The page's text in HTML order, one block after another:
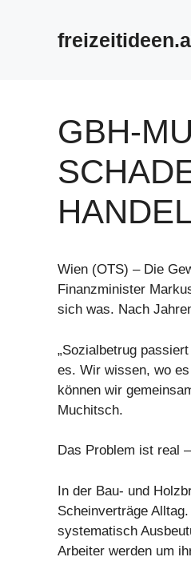
GBH-
Wien (OTS) – Die
Finanzminister
sich was. Nach
„Sozialbetrug
es. Wir wissen, wo
können wir
Muchitsch.
Das Problem ist real
In der Bau- und
Scheinverträge
systematisch
Arbeiter werden um